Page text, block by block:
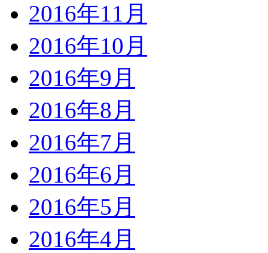
2016年11月
2016年10月
2016年9月
2016年8月
2016年7月
2016年6月
2016年5月
2016年4月